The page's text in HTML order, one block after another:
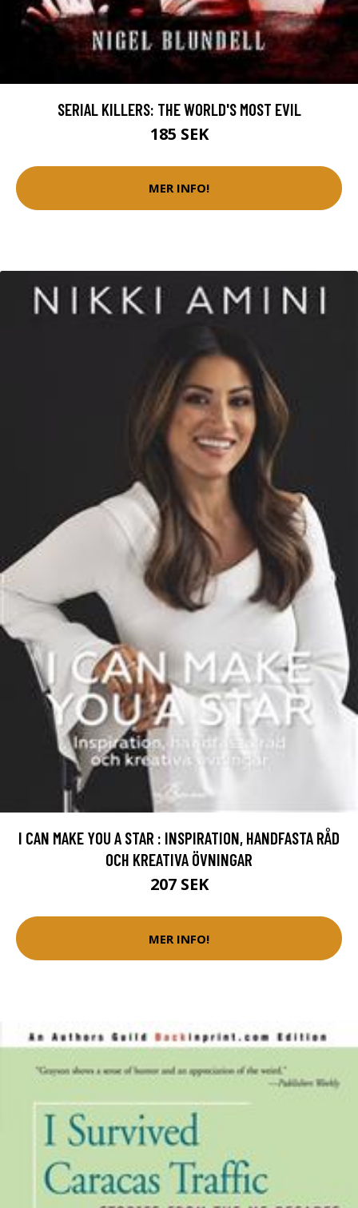
SERIAL KILLERS: THE WORLD'S MOST EVIL
185 SEK
MER INFO!
I CAN MAKE YOU A STAR : INSPIRATION, HANDFASTA RÅD
OCH KREATIVA ÖVNINGAR
207 SEK
MER INFO!